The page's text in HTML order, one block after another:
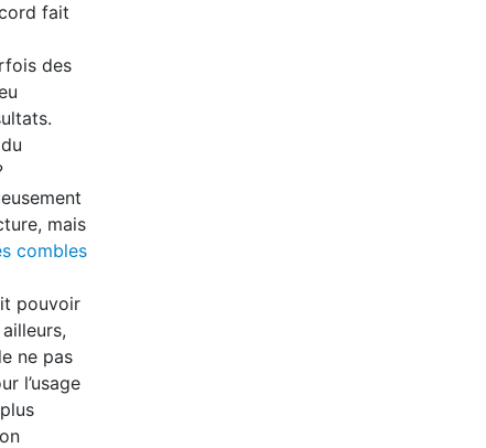
fait
des
mais
combles
pouvoir
ne pas
l’usage